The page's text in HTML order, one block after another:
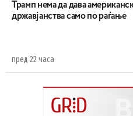
Трамп нема да дава
државјанства само по раѓање
пред 22 часа